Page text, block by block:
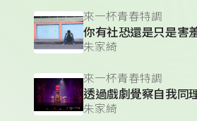
來一杯青春特調
你有社恐還是只是害
朱家綺
來一杯青春特調
透過戲劇覺察自我同
朱家綺